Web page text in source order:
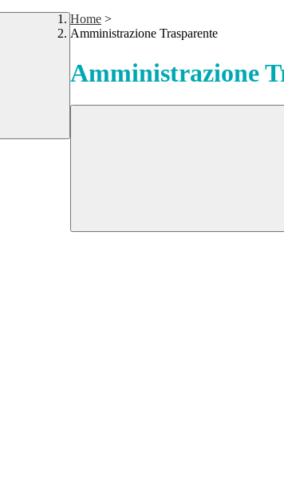
Home >
Amministrazione Trasparente
Amministrazione